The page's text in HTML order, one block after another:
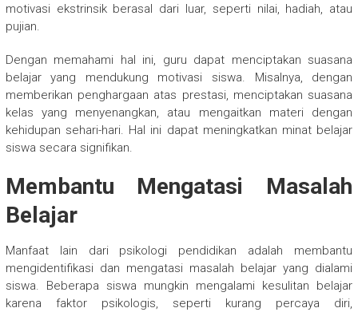
motivasi ekstrinsik berasal dari luar, seperti nilai, hadiah, atau
pujian.
Dengan memahami hal ini, guru dapat menciptakan suasana
belajar yang mendukung motivasi siswa. Misalnya, dengan
memberikan penghargaan atas prestasi, menciptakan suasana
kelas yang menyenangkan, atau mengaitkan materi dengan
kehidupan sehari-hari. Hal ini dapat meningkatkan minat belajar
siswa secara signifikan.
Membantu Mengatasi Masalah
Belajar
Manfaat lain dari psikologi pendidikan adalah membantu
mengidentifikasi dan mengatasi masalah belajar yang dialami
siswa. Beberapa siswa mungkin mengalami kesulitan belajar
karena faktor psikologis, seperti kurang percaya diri,